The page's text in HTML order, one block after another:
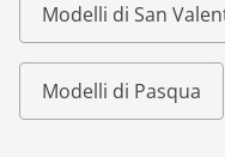
Modelli di San
Modelli di Pasqua